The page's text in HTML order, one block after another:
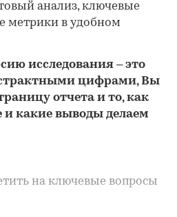
анализ, ключевые
метрики в удобном
исследования – это
цифрами, Вы
аницу отчета и то,как
какие выводы делаем
на ключевые вопросы